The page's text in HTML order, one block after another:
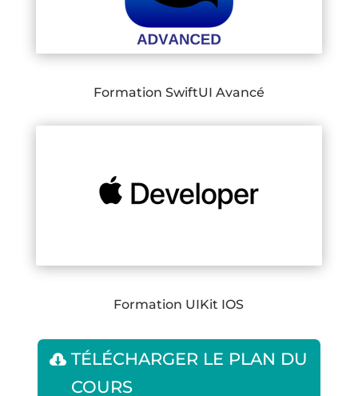
Formation SwiftUI Avancé
Formation UIKit IOS
TÉLÉCHARGER LE PLAN DU
COURS